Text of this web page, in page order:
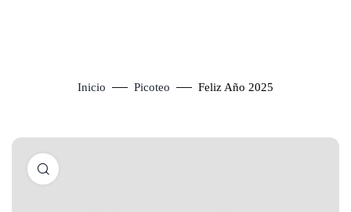
Inicio Picoteo Feliz Año 2025